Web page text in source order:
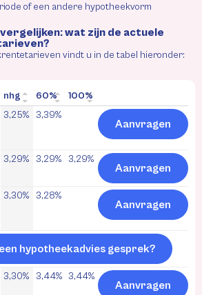
of een andere hypotheekvorm
wat zijn de actuele
vindt u in de tabel hieronder:
nhg 60%
100%
3,25% 3,39%
Aanvragen
3,29% 3,29% 3,29%
Aanvragen
3,30% 3,28%
Aanvragen
hypotheekadvies gesprek?
3,30% 3,44% 3,44%
Aanvragen